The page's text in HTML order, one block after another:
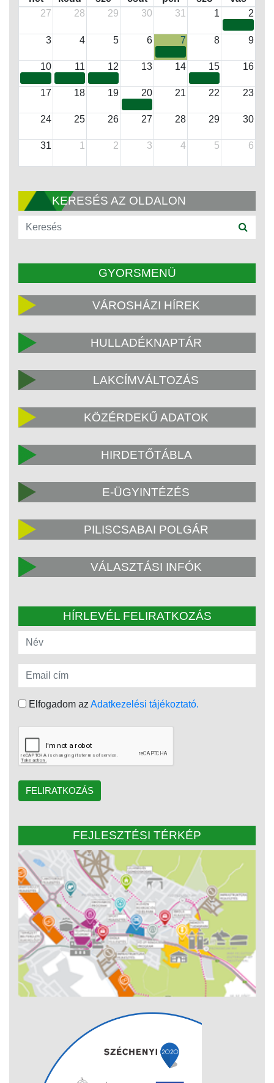
27
28 29 30 31 1 2
3 4 5 6 7 8 9
10 11 12 13 14 15 16
17 18 19 20 21 22 23
24 25 26 27 28 29 30
31 1 2 3 4 5 6
KERESÉS AZ OLDALON
GYORSMENÜ
VÁROSHÁZI HÍREK
HULLADÉKNAPTÁR
LAKCÍMVÁLTOZÁS
KÖZÉRDEKŰ ADATOK
HIRDETŐTÁBLA
E-ÜGYINTÉZÉS
PILISCSABAI POLGÁR
VÁLASZTÁSI INFÓK
HÍRLEVÉL FELIRATKOZÁS
Elfogadom az Adatkezelési tájékoztató.
FELIRATKOZÁS
FEJLESZTÉSI TÉRKÉP